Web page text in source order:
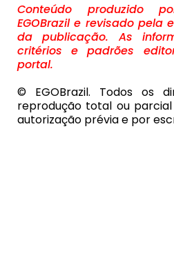
Conteúdo produzido
EGOBrazil e revisado pela
da publicação. As
critérios e padrões
portal.
© EGOBrazil. Todos os
reprodução total ou
autorização prévia e por